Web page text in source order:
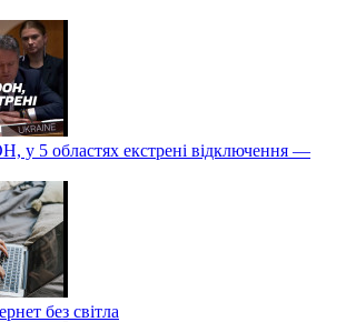
у 5 областях екстрені відключення —
без світла